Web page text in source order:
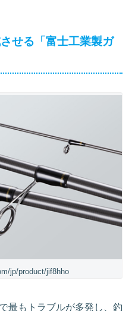
せる「富士工業製ガ
jp/product/jif8hho
最もトラブルが多発し、釣